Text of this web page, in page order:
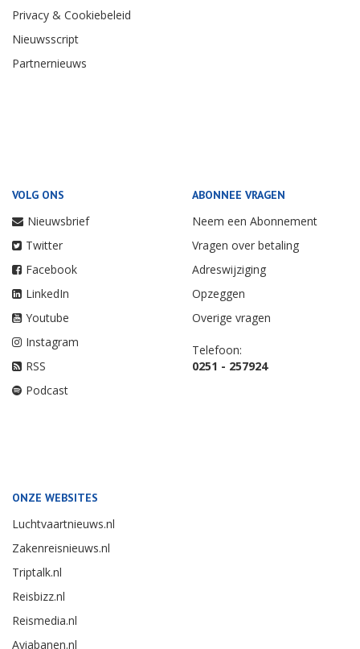
Privacy & Cookiebeleid
Nieuwsscript
Partnernieuws
VOLG ONS
Nieuwsbrief
Twitter
Facebook
LinkedIn
Youtube
Instagram
RSS
Podcast
ABONNEE VRAGEN
Neem een Abonnement
Vragen over betaling
Adreswijziging
Opzeggen
Overige vragen
Telefoon:
0251 - 257924
ONZE WEBSITES
Luchtvaartnieuws.nl
Zakenreisnieuws.nl
Triptalk.nl
Reisbizz.nl
Reismedia.nl
Aviabanen.nl